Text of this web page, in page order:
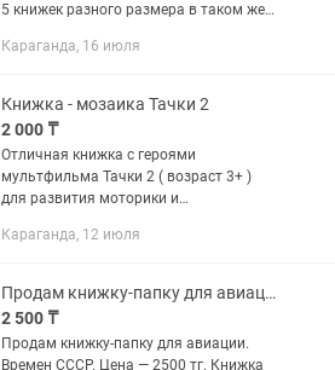
5 книжек разного размера в таком же
отличном состоянии ( фото могу
Караганда, 16 июля
Книжка - мозаика Тачки 2
2 000 ₸
Отличная книжка с героями
мультфильма Тачки 2 ( возраст 3+ )
для развития моторики и
Преимущества : - достаточно большой
потом уже...
Караганда, 12 июля
Продам книжку-папку для авиации, книжку Брест времен СССР
2 500 ₸
Продам книжку-папку для авиации.
Времен СССР. Цена — 2500 тг. Книжка